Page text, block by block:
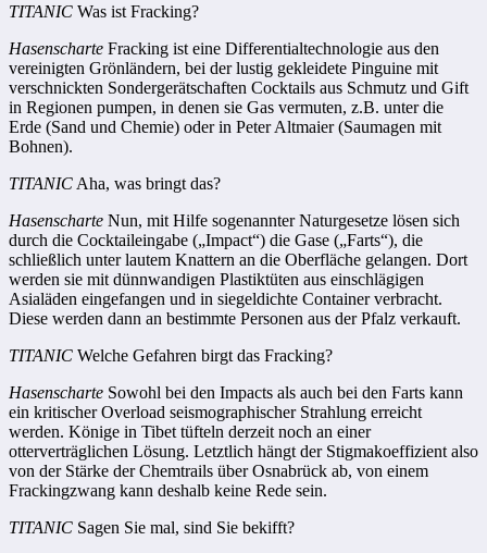
TITANIC Was ist Fracking?
Hasenscharte Fracking ist eine Differentialtechnologie aus den
vereinigten Grönländern, bei der lustig gekleidete Pinguine mit
verschnickten Sondergerätschaften Cocktails aus Schmutz und Gift
in Regionen pumpen, in denen sie Gas vermuten, z.B. unter die
Erde (Sand und Chemie) oder in Peter Altmaier (Saumagen mit
Bohnen).
TITANIC Aha, was bringt das?
Hasenscharte Nun, mit Hilfe sogenannter Naturgesetze lösen sich
durch die Cocktaileingabe („Impact“) die Gase („Farts“), die
schließlich unter lautem Knattern an die Oberfläche gelangen. Dort
werden sie mit dünnwandigen Plastiktüten aus einschlägigen
Asialäden eingefangen und in siegeldichte Container verbracht.
Diese werden dann an bestimmte Personen aus der Pfalz verkauft.
TITANIC Welche Gefahren birgt das Fracking?
Hasenscharte Sowohl bei den Impacts als auch bei den Farts kann
ein kritischer Overload seismographischer Strahlung erreicht
werden. Könige in Tibet tüfteln derzeit noch an einer
otterverträglichen Lösung. Letztlich hängt der Stigmakoeffizient also
von der Stärke der Chemtrails über Osnabrück ab, von einem
Frackingzwang kann deshalb keine Rede sein.
TITANIC Sagen Sie mal, sind Sie bekifft?